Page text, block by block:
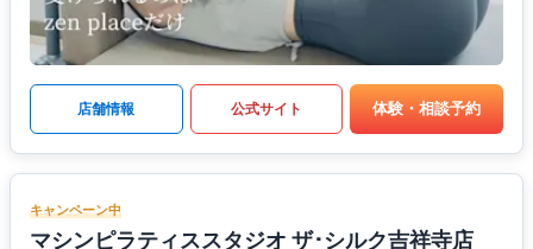
店舗情報 公式サイト 体験・相談予約
キャンペーン中
マシンピラティススタジオ ザ･シルク吉祥寺店